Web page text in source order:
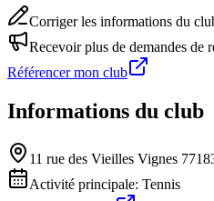
Corriger les informations du
Recevoir plus de demandes de
Référencer mon club
Informations du club
11 rue des Vieilles Vignes
Activité principale: Tennis